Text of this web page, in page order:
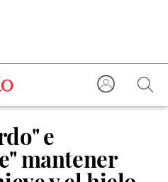
e
mantener